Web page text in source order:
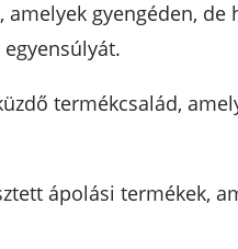
amelyek gyengéden,
termékcsalád,
ápolási termékek,